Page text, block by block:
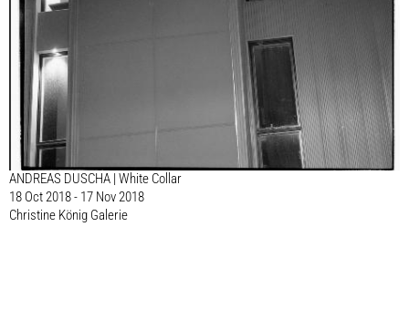
ANDREAS DUSCHA | White Collar
18 Oct 2018 - 17 Nov 2018
Christine König Galerie